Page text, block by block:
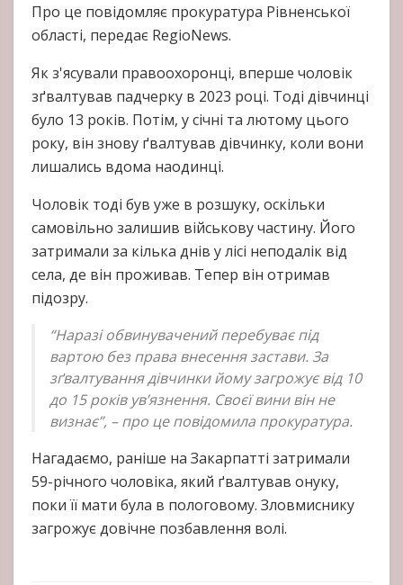
Про це повідомляє прокуратура Рівненської
області, передає RegioNews.
Як з'ясували правоохоронці, вперше чоловік
зґвалтував падчерку в 2023 році. Тоді дівчинці
було 13 років. Потім, у січні та лютому цього
року, він знову ґвалтував дівчинку, коли вони
лишались вдома наодинці.
Чоловік тоді був уже в розшуку, оскільки
самовільно залишив військову частину. Його
затримали за кілька днів у лісі неподалік від
села, де він проживав. Тепер він отримав
підозру.
“Наразі обвинувачений перебуває під
вартою без права внесення застави. За
зґвалтування дівчинки йому загрожує від 10
до 15 років ув’язнення. Своєї вини він не
визнає”, – про це повідомила прокуратура.
Нагадаємо, раніше на Закарпатті затримали
59-річного чоловіка, який ґвалтував онуку,
поки її мати була в пологовому. Зловмиснику
загрожує довічне позбавлення волі.